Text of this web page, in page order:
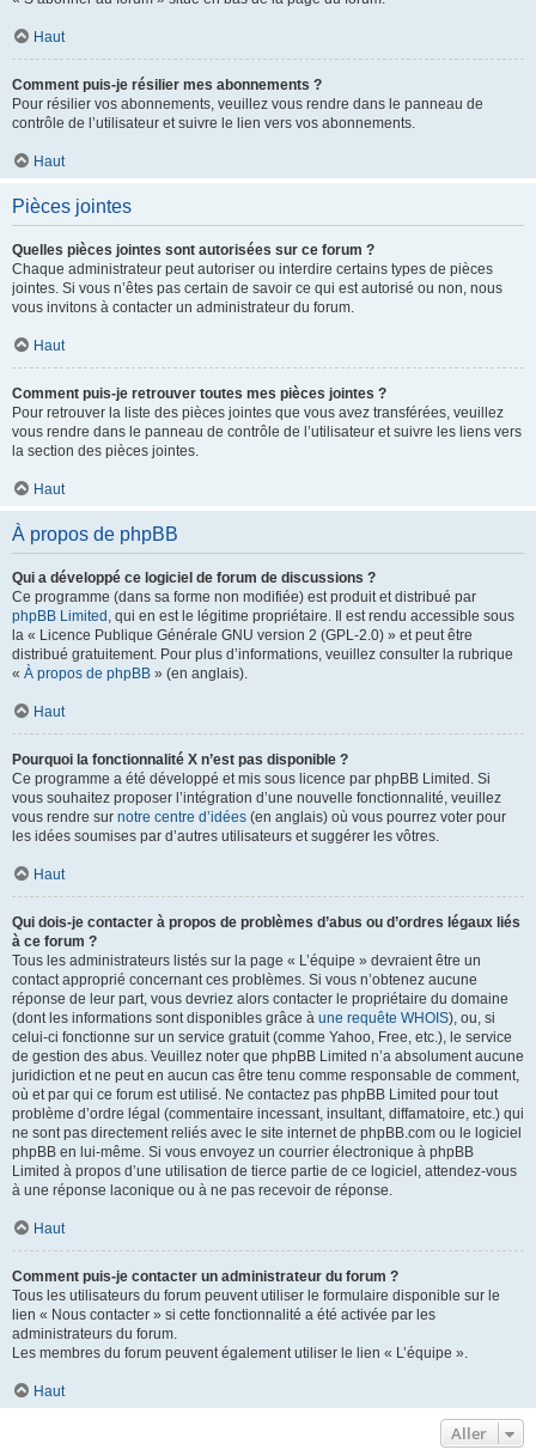
Haut
Comment puis-je résilier mes abonnements ?
Pour résilier vos abonnements, veuillez vous rendre dans le panneau de
contrôle de l’utilisateur et suivre le lien vers vos abonnements.
Haut
Pièces jointes
Quelles pièces jointes sont autorisées sur ce forum ?
Chaque administrateur peut autoriser ou interdire certains types de pièces
jointes. Si vous n’êtes pas certain de savoir ce qui est autorisé ou non, nous
vous invitons à contacter un administrateur du forum.
Haut
Comment puis-je retrouver toutes mes pièces jointes ?
Pour retrouver la liste des pièces jointes que vous avez transférées, veuillez
vous rendre dans le panneau de contrôle de l’utilisateur et suivre les liens vers
la section des pièces jointes.
Haut
À propos de phpBB
Qui a développé ce logiciel de forum de discussions ?
Ce programme (dans sa forme non modifiée) est produit et distribué par
phpBB Limited , qui en est le légitime propriétaire. Il est rendu accessible sous
la « Licence Publique Générale GNU version 2 (GPL-2.0) » et peut être
distribué gratuitement. Pour plus d’informations, veuillez consulter la rubrique
« À propos de phpBB » (en anglais).
Haut
Pourquoi la fonctionnalité X n’est pas disponible ?
Ce programme a été développé et mis sous licence par phpBB Limited. Si
vous souhaitez proposer l’intégration d’une nouvelle fonctionnalité, veuillez
vous rendre sur notre centre d’idées (en anglais) où vous pourrez voter pour
les idées soumises par d’autres utilisateurs et suggérer les vôtres.
Haut
Qui dois-je contacter à propos de problèmes d’abus ou d’ordres légaux liés
à ce forum ?
Tous les administrateurs listés sur la page « L’équipe » devraient être un
contact approprié concernant ces problèmes. Si vous n’obtenez aucune
réponse de leur part, vous devriez alors contacter le propriétaire du domaine
(dont les informations sont disponibles grâce à une requête WHOIS), ou, si
celui-ci fonctionne sur un service gratuit (comme Yahoo, Free, etc.), le service
de gestion des abus. Veuillez noter que phpBB Limited n’a absolument aucune
juridiction et ne peut en aucun cas être tenu comme responsable de comment,
où et par qui ce forum est utilisé. Ne contactez pas phpBB Limited pour tout
problème d’ordre légal (commentaire incessant, insultant, diffamatoire, etc.) qui
ne sont pas directement reliés avec le site internet de phpBB.com ou le logiciel
phpBB en lui-même. Si vous envoyez un courrier électronique à phpBB
Limited à propos d’une utilisation de tierce partie de ce logiciel, attendez-vous
à une réponse laconique ou à ne pas recevoir de réponse.
Haut
Comment puis-je contacter un administrateur du forum ?
Tous les utilisateurs du forum peuvent utiliser le formulaire disponible sur le
lien « Nous contacter » si cette fonctionnalité a été activée par les
administrateurs du forum.
Les membres du forum peuvent également utiliser le lien « L’équipe ».
Haut
Aller